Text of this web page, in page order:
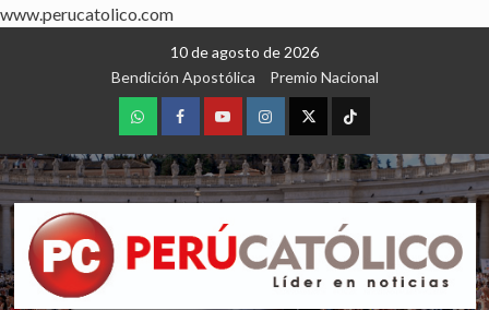
www.perucatolico.com
10 de agosto de 2026
Bendición Apostólica
Premio Nacional
WhatsAppFacebookYoutubeInstagram
X TikTok